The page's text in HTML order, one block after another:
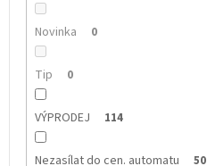
Novinka 0
Tip 0
VÝPRODEJ 114
Nezasílat do cen. automatu 50